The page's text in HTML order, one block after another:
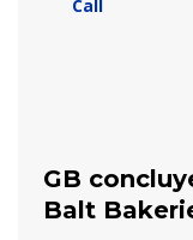
Call
GB
Balt